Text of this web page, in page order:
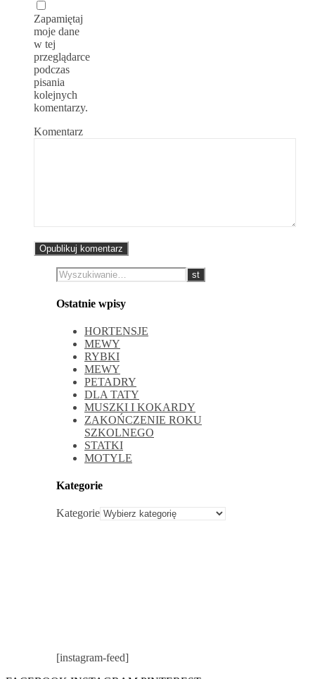
Zapamiętaj
moje dane
w tej
przeglądarce
podczas
pisania
kolejnych
komentarzy.
Komentarz
Ostatnie wpisy
HORTENSJE
MEWY
RYBKI
MEWY
PETADRY
DLA TATY
MUSZKI I KOKARDY
ZAKOŃCZENIE ROKU
SZKOLNEGO
STATKI
MOTYLE
Kategorie
Kategorie
[instagram-feed]